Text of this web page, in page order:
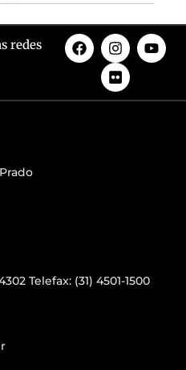
redes
Telefax: (31) 4501-1500